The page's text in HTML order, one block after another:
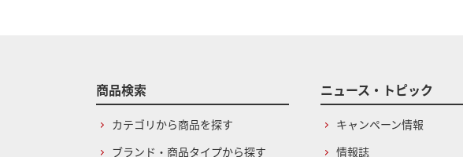
商品検索
カテゴリから商品を探す
ブランド・商品タイプから探す
ニュース・トピック
キャンペーン情報
情報誌